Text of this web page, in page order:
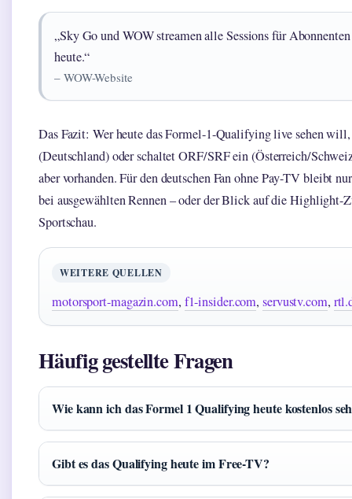
„Sky Go und WOW streamen alle Sessions für
heute.“
– WOW-Website
Das Fazit: Wer heute das Formel-1-Qualifying live sehen
(Deutschland) oder schaltet ORF/SRF ein (Österreich/
aber vorhanden. Für den deutschen Fan ohne Pay-TV bleibt
bei ausgewählten Rennen – oder der Blick auf die Highlight-
Sportschau.
WEITERE QUELLEN
motorsport-magazin.com, f1-insider.com,servustv.com,
Häufig gestellte Fragen
Wie kann ich das Formel 1 Qualifying heute kostenlos
Gibt es das Qualifying heute im Free-TV?